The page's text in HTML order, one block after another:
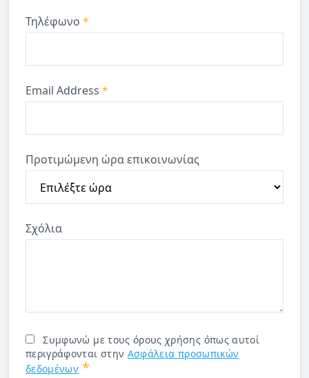
Τηλέφωνο *
Email Address *
Προτιμώμενη ώρα επικοινωνίας
Σχόλια
Συμφωνώ με τους όρους χρήσης όπως αυτοί
περιγράφονται στην Ασφάλεια προσωπικών
δεδομένων *